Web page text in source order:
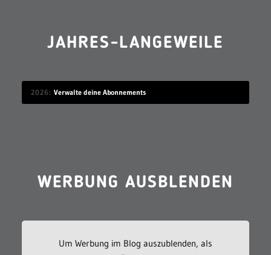
JAHRES-LANGEWEILE
2026 Verwalte deine Abonnements
WERBUNG AUSBLENDEN
Um Werbung im Blog auszublenden, als